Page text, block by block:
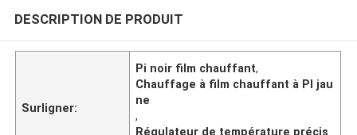
DESCRIPTION DE PRODUIT
Surligner:
Pi noir film chauffant,
Chauffage à film chauffant à PI jau
ne
,
Régulateur de température précis